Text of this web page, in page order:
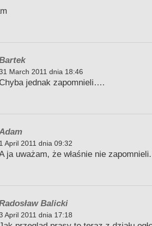
March 2011 dnia 18:46
Chyba jednak zapomnieli….
1 April 2011 dnia 09:32
ja uważam, że właśnie nie zapomnieli.
Balicki
April 2011 dnia 17:18